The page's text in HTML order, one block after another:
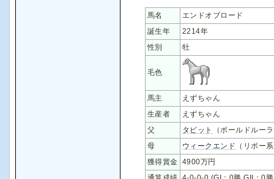
馬名
エンドオブロード
誕生年
2214年
性別
牡
毛色
馬主
えずちゃん
生産者
えずちゃん
父
タピット
（ボールドルーラ
母
ウィークエンド （リボー系
獲得賞金 4900万円